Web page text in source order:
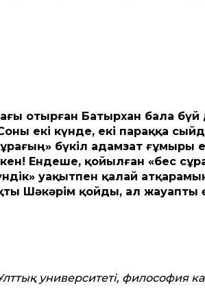
отырған Батырхан бала бүй
екі күнде, екі параққа
бүкіл адамзат ғұмыры
Ендеше, қойылған «бес
уақытпен қалай
Шәкәрім қойды, ал жауапты
университеті, философия